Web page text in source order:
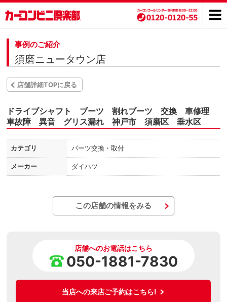
事例のご紹介
須磨ニュータウン店
店舗詳細TOPに戻る
ドライブシャフト ブーツ 割れブーツ 交換 車修理
車故障 異音 グリス漏れ 神戸市 須磨区 垂水区
カテゴリ パーツ交換・取付
メーカー ダイハツ
この店舗の情報をみる
店舗へのお電話はこちら
050-1881-7830
当店への来店ご予約はこちら!